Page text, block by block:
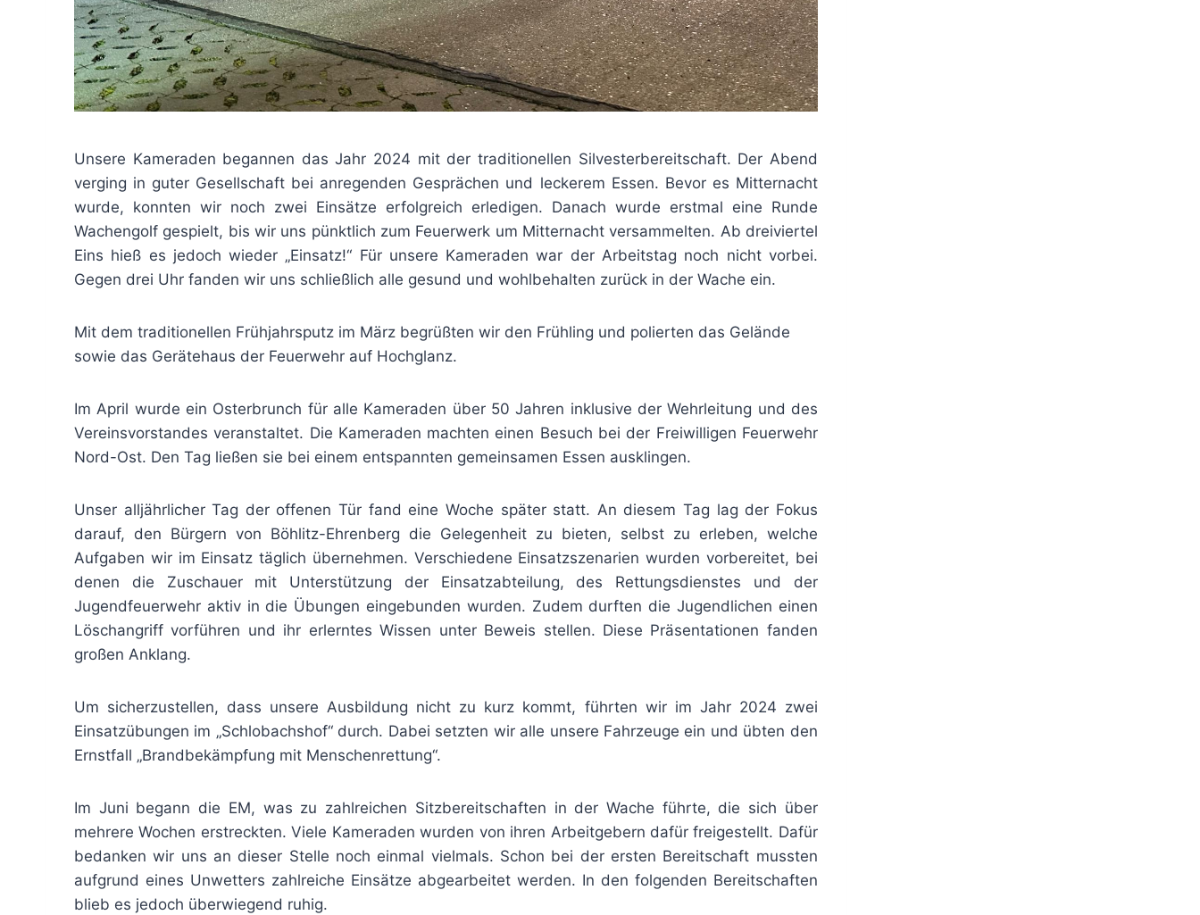
Unsere Kameraden begannen das Jahr 2024 mit der traditionellen Silvesterbereitschaft. Der Abend
verging in guter Gesellschaft bei anregenden Gesprächen und leckerem Essen. Bevor es Mitternacht
wurde, konnten wir noch zwei Einsätze erfolgreich erledigen. Danach wurde erstmal eine Runde
Wachengolf gespielt, bis wir uns pünktlich zum Feuerwerk um Mitternacht versammelten. Ab dreiviertel
Eins hieß es jedoch wieder „Einsatz!“ Für unsere Kameraden war der Arbeitstag noch nicht vorbei.
Gegen drei Uhr fanden wir uns schließlich alle gesund und wohlbehalten zurück in der Wache ein.
Mit dem traditionellen Frühjahrsputz im März begrüßten wir den Frühling und polierten das Gelände
sowie das Gerätehaus der Feuerwehr auf Hochglanz.
Im April wurde ein Osterbrunch für alle Kameraden über 50 Jahren inklusive der Wehrleitung und des
Vereinsvorstandes veranstaltet. Die Kameraden machten einen Besuch bei der Freiwilligen Feuerwehr
Nord-Ost. Den Tag ließen sie bei einem entspannten gemeinsamen Essen ausklingen.
Unser alljährlicher Tag der offenen Tür fand eine Woche später statt. An diesem Tag lag der Fokus
darauf, den Bürgern von Böhlitz-Ehrenberg die Gelegenheit zu bieten, selbst zu erleben, welche
Aufgaben wir im Einsatz täglich übernehmen. Verschiedene Einsatzszenarien wurden vorbereitet, bei
denen die Zuschauer mit Unterstützung der Einsatzabteilung, des Rettungsdienstes und der
Jugendfeuerwehr aktiv in die Übungen eingebunden wurden. Zudem durften die Jugendlichen einen
Löschangriff vorführen und ihr erlerntes Wissen unter Beweis stellen. Diese Präsentationen fanden
großen Anklang.
Um sicherzustellen, dass unsere Ausbildung nicht zu kurz kommt, führten wir im Jahr 2024 zwei
Einsatzübungen im „Schlobachshof“ durch. Dabei setzten wir alle unsere Fahrzeuge ein und übten den
Ernstfall „Brandbekämpfung mit Menschenrettung“.
Im Juni begann die EM, was zu zahlreichen Sitzbereitschaften in der Wache führte, die sich über
mehrere Wochen erstreckten. Viele Kameraden wurden von ihren Arbeitgebern dafür freigestellt. Dafür
bedanken wir uns an dieser Stelle noch einmal vielmals. Schon bei der ersten Bereitschaft mussten
aufgrund eines Unwetters zahlreiche Einsätze abgearbeitet werden. In den folgenden Bereitschaften
blieb es jedoch überwiegend ruhig.